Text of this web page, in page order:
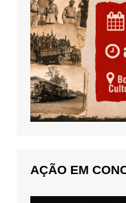
AÇÃO EM